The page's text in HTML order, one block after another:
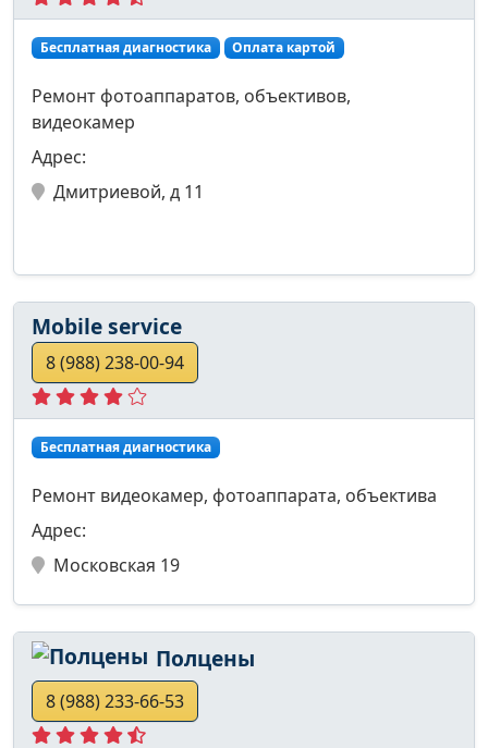
Бесплатная диагностика Оплата картой
Ремонт фотоаппаратов, объективов,
видеокамер
Адрес:
Дмитриевой, д 11
Mobile service
8 (988) 238-00-94
Бесплатная диагностика
Ремонт видеокамер, фотоаппарата, объектива
Адрес:
Московская 19
Полцены
8 (988) 233-66-53